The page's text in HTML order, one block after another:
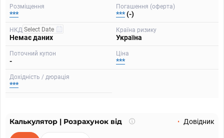
Розміщення
***
Погашення (оферта)
***(-)
НКД
Немає даних
Країна ризику
Україна
Поточний купон
-
Ціна
***
Дохідність / дюрація
***
Калькулятор | Розрахунок від
Що
Довідник